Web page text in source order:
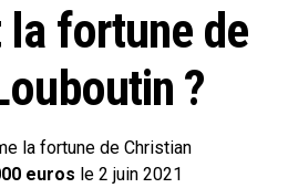
la fortune de
?
la fortune de Christian
euros le 2 juin 2021